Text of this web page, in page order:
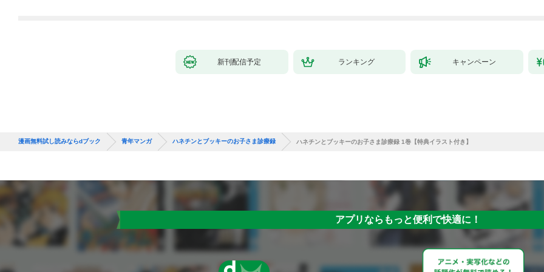
新刊配信予定 ランキング キャンペーン
漫画無料試し読みならdブック 青年マンガ ハネチンとブッキーのお子さま診療録 ハネチンとブッキーのお子さま診療録 1巻【特典イラスト付き】
アプリならもっと便利で快適に！